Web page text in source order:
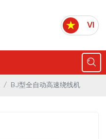
VI
BJ型全自动高速绕线机